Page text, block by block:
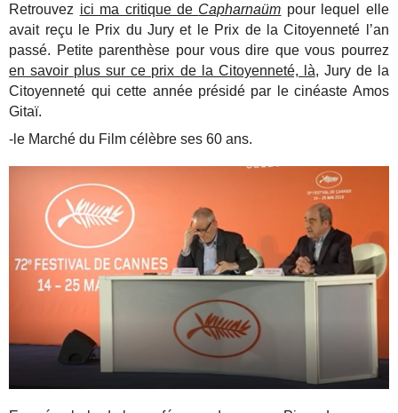
Retrouvez ici ma critique de Capharnaüm pour lequel elle
avait reçu le Prix du Jury et le Prix de la Citoyenneté l’an
passé. Petite parenthèse pour vous dire que vous pourrez
en savoir plus sur ce prix de la Citoyenneté, là, Jury de la
Citoyenneté qui cette année présidé par le cinéaste Amos
Gitaï.
-le Marché du Film célèbre ses 60 ans.